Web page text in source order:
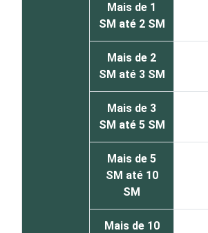
Mais de 1
SM até 2 SM
Mais de 2
SM até 3 SM
Mais de 3
SM até 5 SM
Mais de 5
SM até 10
SM
Mais de 10